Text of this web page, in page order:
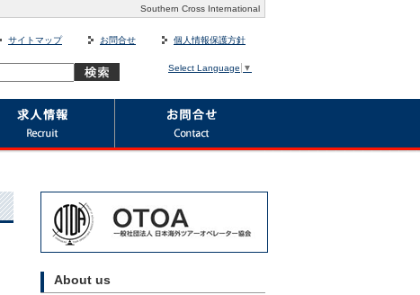
Southern Cross International
サイトマップ お問合せ 個人情報保護方針
Select Language ▼
About us